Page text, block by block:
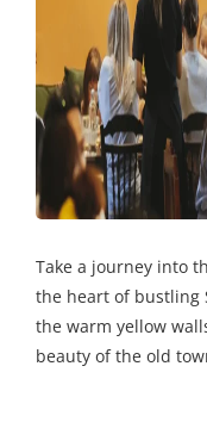
Take a journey into
the heart of bustling
the warm yellow
beauty of the old